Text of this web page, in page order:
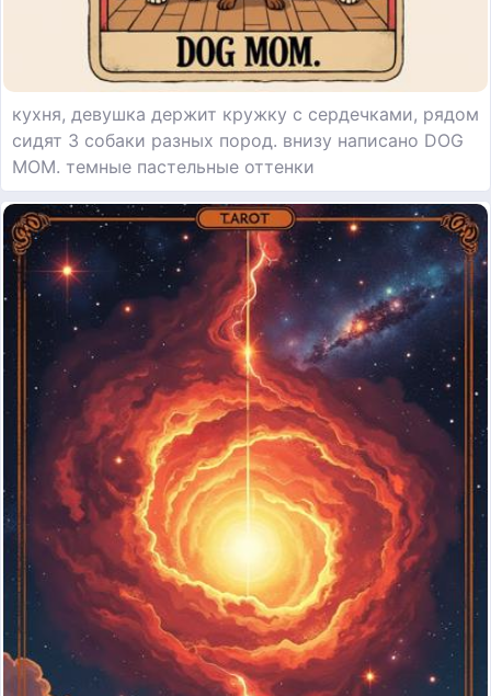
кухня, девушка держит кружку с сердечками, рядом
сидят 3 собаки разных пород. внизу написано DOG
MOM. темные пастельные оттенки